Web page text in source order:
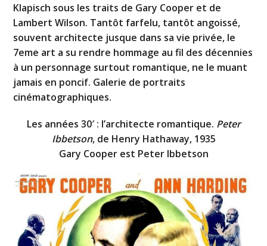
Klapisch sous les traits de Gary Cooper et de
Lambert Wilson. Tantôt farfelu, tantôt angoissé,
souvent architecte jusque dans sa vie privée, le
7eme art a su rendre hommage au fil des décennies
à un personnage surtout romantique, ne le muant
jamais en poncif. Galerie de portraits
cinématographiques.
Les années 30′ : l’architecte romantique. Peter
Ibbetson, de Henry Hathaway, 1935
Gary Cooper est Peter Ibbetson